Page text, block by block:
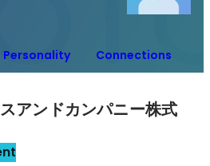
Personality Connections
アンドカンパニー株式